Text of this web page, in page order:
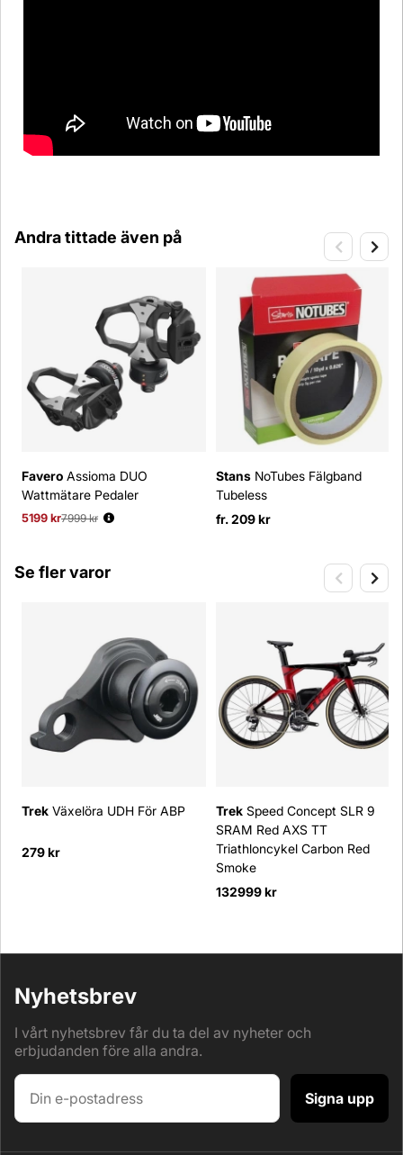
Andra tittade även på
Favero Assioma DUO
Wattmätare Pedaler
5199 kr
Ordinarie pris:
7999 kr
Stans NoTubes Fälgband
Tubeless
fr. 209 kr
Se fler varor
Trek Växelöra UDH För ABP
279 kr
Trek Speed Concept SLR 9
SRAM Red AXS TT
Triathloncykel Carbon Red
Smoke
132999 kr
Nyhetsbrev
I vårt nyhetsbrev får du ta del av nyheter och
erbjudanden före alla andra.
Signa upp